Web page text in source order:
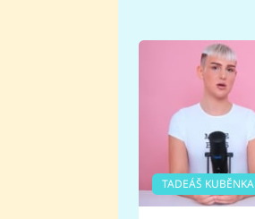
TADEÁŠ KUBĚNKA